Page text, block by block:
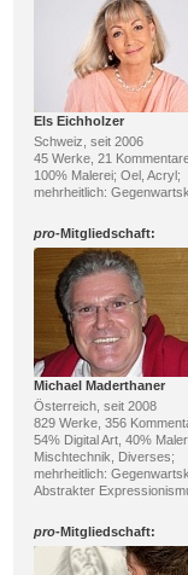
Els Eichholzer
Schweiz, seit 2006
45 Werke, 21
100% Malerei; Oel, Acryl;
mehrheitlich:
pro-Mitgliedschaft:
Michael Maderthaner
Österreich, seit 2008
829 Werke, 356
54% Digital Art, 40%
Mischtechnik, Diverses;
mehrheitlich:
Abstrakter
pro-Mitgliedschaft: